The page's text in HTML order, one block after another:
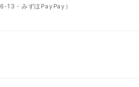
13・みずほPayPay）